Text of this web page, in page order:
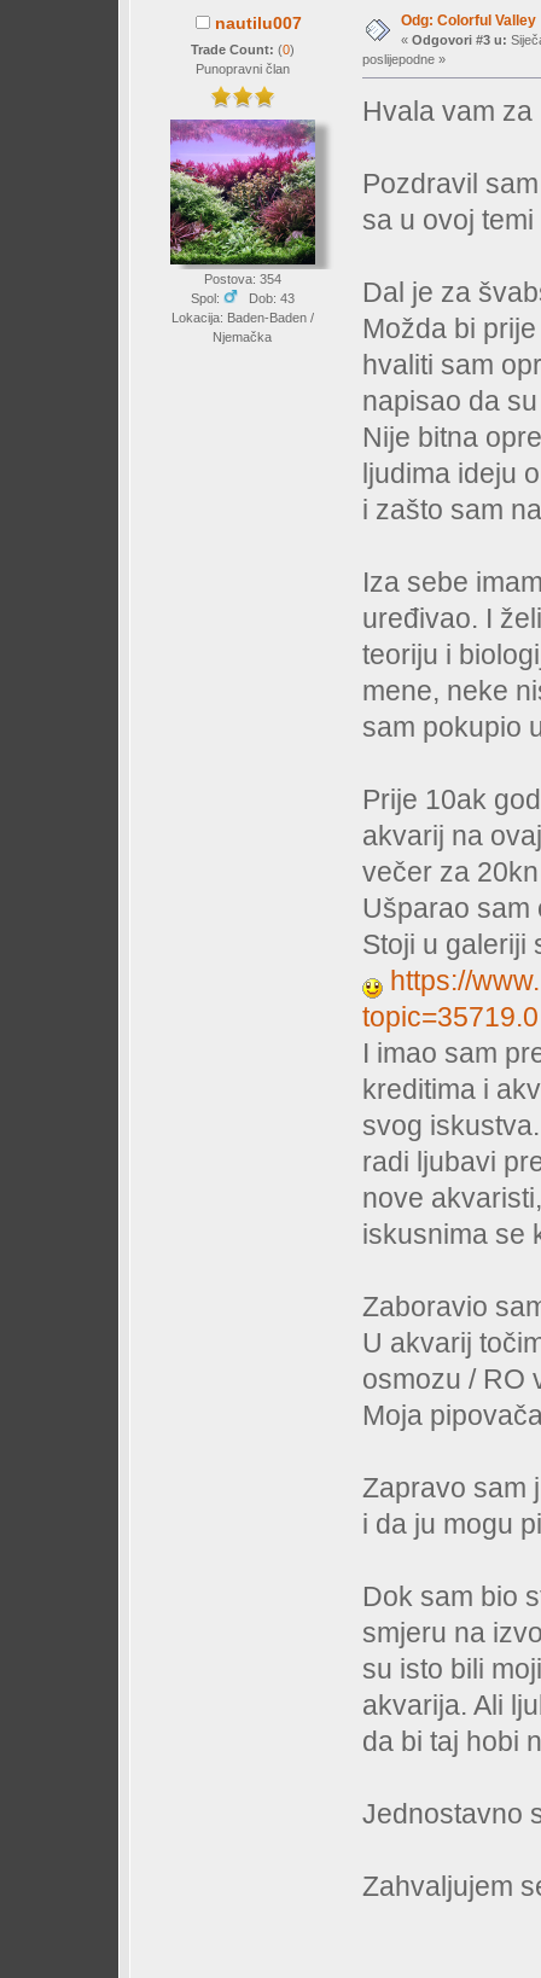
nautilu007
Trade Count: (0)
Punopravni član
Postova: 354
Spol:
Dob: 43
Lokacija: Baden-Baden /
Njemačka
Odg: Colorful Valley
« Odgovori #3 u:
poslijepodne »
Hvala vam
Pozdravil
sa u ovoj
Dal je za
Možda bi
hvaliti sam
napisao da
Nije bitna
ljudima ideju
i zašto sam
Iza sebe
uređivao. I
teoriju i
mene, neke
sam pokupio
Prije 10ak
akvarij na
večer za
Ušparao sam
Stoji u galeriji
https://
topic=35719.0
I imao sam
kreditima i
svog
radi ljubavi
nove
iskusnima se
Zaboravio
U akvarij
osmozu / RO
Moja
Zapravo sam
i da ju mogu
Dok sam bio
smjeru na
su isto bili
akvarija. Ali
da bi taj hobi
Jednostavno
Zahvaljujem